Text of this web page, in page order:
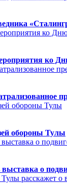
ко
обороны Тулы
о